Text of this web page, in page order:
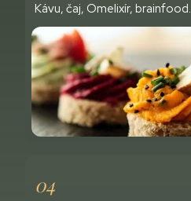
Kávu, čaj, Omelixír, brainfood.
04